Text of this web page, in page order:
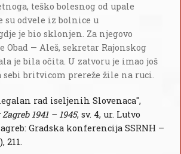
teško bolesnog od upale
su odvele iz bolnice u
je bio sklonjen. Za njegovo
Obad — Aleš, sekretar Rajonskog
je bila očita. U zatvoru je imao još
sebi britvicom prereže žile na ruci.
rad iseljenih Slovenaca",
1941 – 1945, sv. 4, ur. Lutvo
Gradska konferencija SSRNH –
211.